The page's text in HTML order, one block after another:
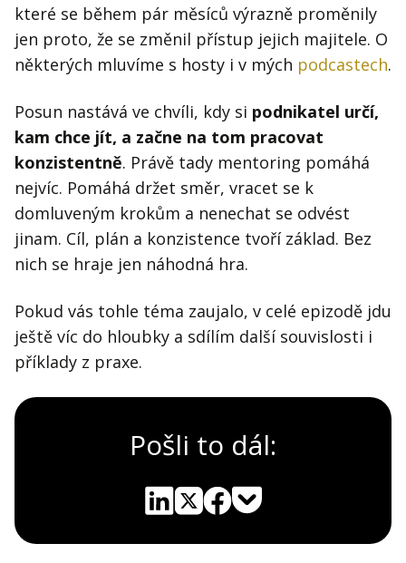
které se během pár měsíců výrazně proměnily
jen proto, že se změnil přístup jejich majitele. O
některých mluvíme s hosty i v mých podcastech.
Posun nastává ve chvíli, kdy si podnikatel určí,
kam chce jít, a začne na tom pracovat
konzistentně. Právě tady mentoring pomáhá
nejvíc. Pomáhá držet směr, vracet se k
domluveným krokům a nenechat se odvést
jinam. Cíl, plán a konzistence tvoří základ. Bez
nich se hraje jen náhodná hra.
Pokud vás tohle téma zaujalo, v celé epizodě jdu
ještě víc do hloubky a sdílím další souvislosti i
příklady z praxe.
Pošli to dál: